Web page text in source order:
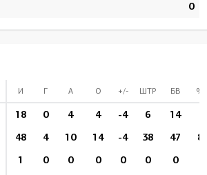
0
И Г А О +/- ШТР БВ
18 0 4 4 -4 6 14
48 4 10 14 -4 38 47
1 0 0 0 0 0 0